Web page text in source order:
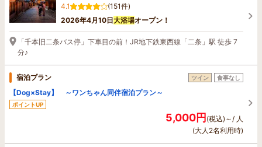
4.1
(151件)
2026年4月10日大浴場オープン！
「千本旧二条バス停」下車目の前！JR地下鉄東西線「二条」駅 徒歩 7
分♪
宿泊プラン ツイン 食事なし
【Dog×Stay】 ～ワンちゃん同伴宿泊プラン～
ポイントUP
5,000円(税込)～/ 人
(大人2名利用時)